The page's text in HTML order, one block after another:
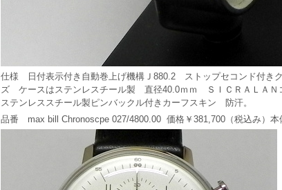
仕様 日付表示付き自動巻上げ機構Ｊ880.2 ストップセコンド付き
ズ ケースはステンレスチール製 直径40.0ｍｍ ＳＩＣＲＡＬＡＮ
ステンレススチール製ピンバックル付きカーフスキン 防汗。
品番 max bill Chronoscpe 027/4800.00 価格￥381,700（税込み）